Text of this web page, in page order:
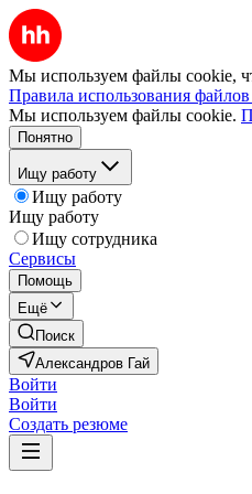
Мы используем файлы cookie,
Правила использования
Мы используем файлы cookie.
Понятно
Ищу работу
Ищу работу
Ищу работу
Ищу сотрудника
Сервисы
Помощь
Ещё
Поиск
Александров Гай
Войти
Войти
Создать резюме